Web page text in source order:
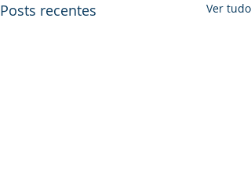
Posts recentes Ver tudo